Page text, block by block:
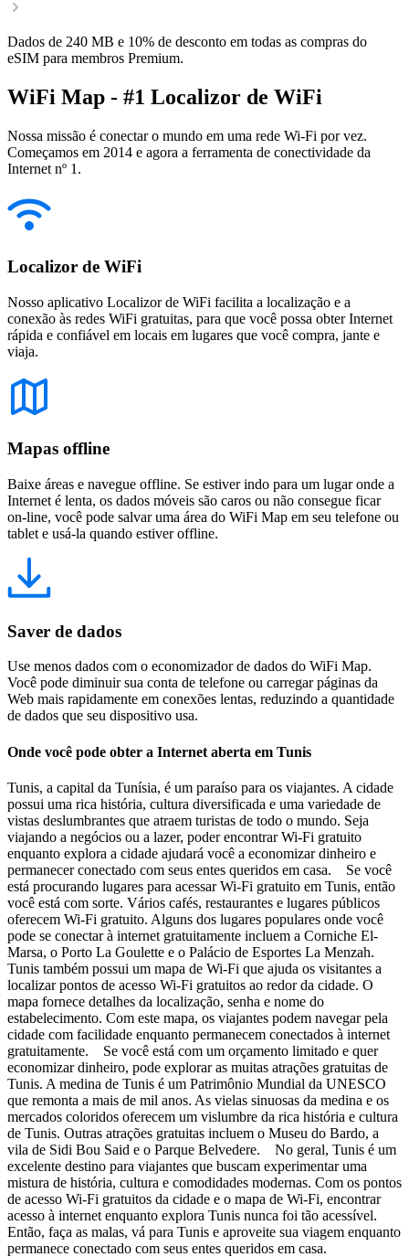
Dados de 240 MB e 10% de desconto em todas as compras do
eSIM para membros Premium.
WiFi Map - #1 Localizor de WiFi
Nossa missão é conectar o mundo em uma rede Wi-Fi por vez.
Começamos em 2014 e agora a ferramenta de conectividade da
Internet nº 1.
Localizor de WiFi
Nosso aplicativo Localizor de WiFi facilita a localização e a
conexão às redes WiFi gratuitas, para que você possa obter Internet
rápida e confiável em locais em lugares que você compra, jante e
viaja.
Mapas offline
Baixe áreas e navegue offline. Se estiver indo para um lugar onde a
Internet é lenta, os dados móveis são caros ou não consegue ficar
on-line, você pode salvar uma área do WiFi Map em seu telefone ou
tablet e usá-la quando estiver offline.
Saver de dados
Use menos dados com o economizador de dados do WiFi Map.
Você pode diminuir sua conta de telefone ou carregar páginas da
Web mais rapidamente em conexões lentas, reduzindo a quantidade
de dados que seu dispositivo usa.
Onde você pode obter a Internet aberta em Tunis
Tunis, a capital da Tunísia, é um paraíso para os viajantes. A cidade
possui uma rica história, cultura diversificada e uma variedade de
vistas deslumbrantes que atraem turistas de todo o mundo. Seja
viajando a negócios ou a lazer, poder encontrar Wi-Fi gratuito
enquanto explora a cidade ajudará você a economizar dinheiro e
permanecer conectado com seus entes queridos em casa. Se você
está procurando lugares para acessar Wi-Fi gratuito em Tunis, então
você está com sorte. Vários cafés, restaurantes e lugares públicos
oferecem Wi-Fi gratuito. Alguns dos lugares populares onde você
pode se conectar à internet gratuitamente incluem a Corniche El-
Marsa, o Porto La Goulette e o Palácio de Esportes La Menzah.
Tunis também possui um mapa de Wi-Fi que ajuda os visitantes a
localizar pontos de acesso Wi-Fi gratuitos ao redor da cidade. O
mapa fornece detalhes da localização, senha e nome do
estabelecimento. Com este mapa, os viajantes podem navegar pela
cidade com facilidade enquanto permanecem conectados à internet
gratuitamente. Se você está com um orçamento limitado e quer
economizar dinheiro, pode explorar as muitas atrações gratuitas de
Tunis. A medina de Tunis é um Patrimônio Mundial da UNESCO
que remonta a mais de mil anos. As vielas sinuosas da medina e os
mercados coloridos oferecem um vislumbre da rica história e cultura
de Tunis. Outras atrações gratuitas incluem o Museu do Bardo, a
vila de Sidi Bou Said e o Parque Belvedere. No geral, Tunis é um
excelente destino para viajantes que buscam experimentar uma
mistura de história, cultura e comodidades modernas. Com os pontos
de acesso Wi-Fi gratuitos da cidade e o mapa de Wi-Fi, encontrar
acesso à internet enquanto explora Tunis nunca foi tão acessível.
Então, faça as malas, vá para Tunis e aproveite sua viagem enquanto
permanece conectado com seus entes queridos em casa.